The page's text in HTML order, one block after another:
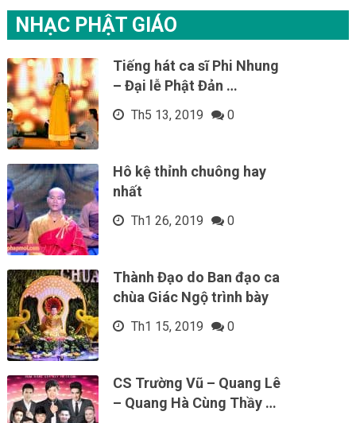
NHẠC PHẬT GIÁO
Tiếng hát ca sĩ Phi Nhung
– Đại lễ Phật Đản …
Th5 13, 2019 0
Hô kệ thỉnh chuông hay
nhất
Th1 26, 2019 0
Thành Đạo do Ban đạo ca
chùa Giác Ngộ trình bày
Th1 15, 2019 0
CS Trường Vũ – Quang Lê
– Quang Hà Cùng Thầy …